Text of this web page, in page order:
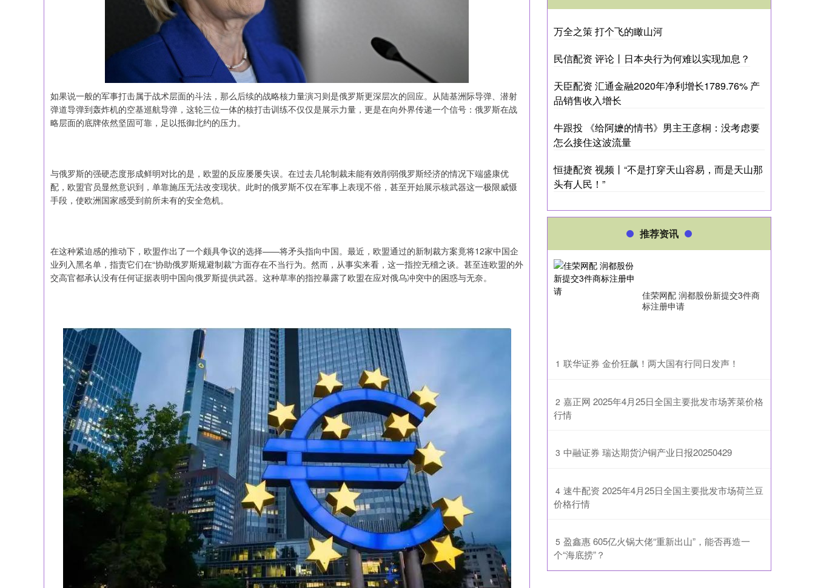
如果说一般的军事打击属于战术层面的斗法，那么后续的战略核力量演习则是俄罗斯更深层次的回应。从陆基洲际导弹、潜射
弹道导弹到轰炸机的空基巡航导弹，这轮三位一体的核打击训练不仅仅是展示力量，更是在向外界传递一个信号：俄罗斯在战
略层面的底牌依然坚固可靠，足以抵御北约的压力。
与俄罗斯的强硬态度形成鲜明对比的是，欧盟的反应屡屡失误。在过去几轮制裁未能有效削弱俄罗斯经济的情况下端盛康优
配，欧盟官员显然意识到，单靠施压无法改变现状。此时的俄罗斯不仅在军事上表现不俗，甚至开始展示核武器这一极限威慑
手段，使欧洲国家感受到前所未有的安全危机。
在这种紧迫感的推动下，欧盟作出了一个颇具争议的选择——将矛头指向中国。最近，欧盟通过的新制裁方案竟将12家中国企
业列入黑名单，指责它们在“协助俄罗斯规避制裁”方面存在不当行为。然而，从事实来看，这一指控无稽之谈。甚至连欧盟的外
交高官都承认没有任何证据表明中国向俄罗斯提供武器。这种草率的指控暴露了欧盟在应对俄乌冲突中的困惑与无奈。
万全之策 打个飞的瞰山河
民信配资 评论丨日本央行为何难以实现加息？
天臣配资 汇通金融2020年净利增长1789.76% 产
品销售收入增长
牛跟投 《给阿嬷的情书》男主王彦桐：没考虑要
怎么接住这波流量
恒捷配资 视频丨“不是打穿天山容易，而是天山那
头有人民！”
推荐资讯
佳荣网配 润都股份新提交3件商
标注册申请
1 ​联华证券 金价狂飙！两大国有行同日发声！
2 ​嘉正网 2025年4月25日全国主要批发市场荠菜价格
行情
3 ​中融证券 瑞达期货沪铜产业日报20250429
4 ​速牛配资 2025年4月25日全国主要批发市场荷兰豆
价格行情
5 ​盈鑫惠 605亿火锅大佬“重新出山”，能否再造一
个“海底捞”？